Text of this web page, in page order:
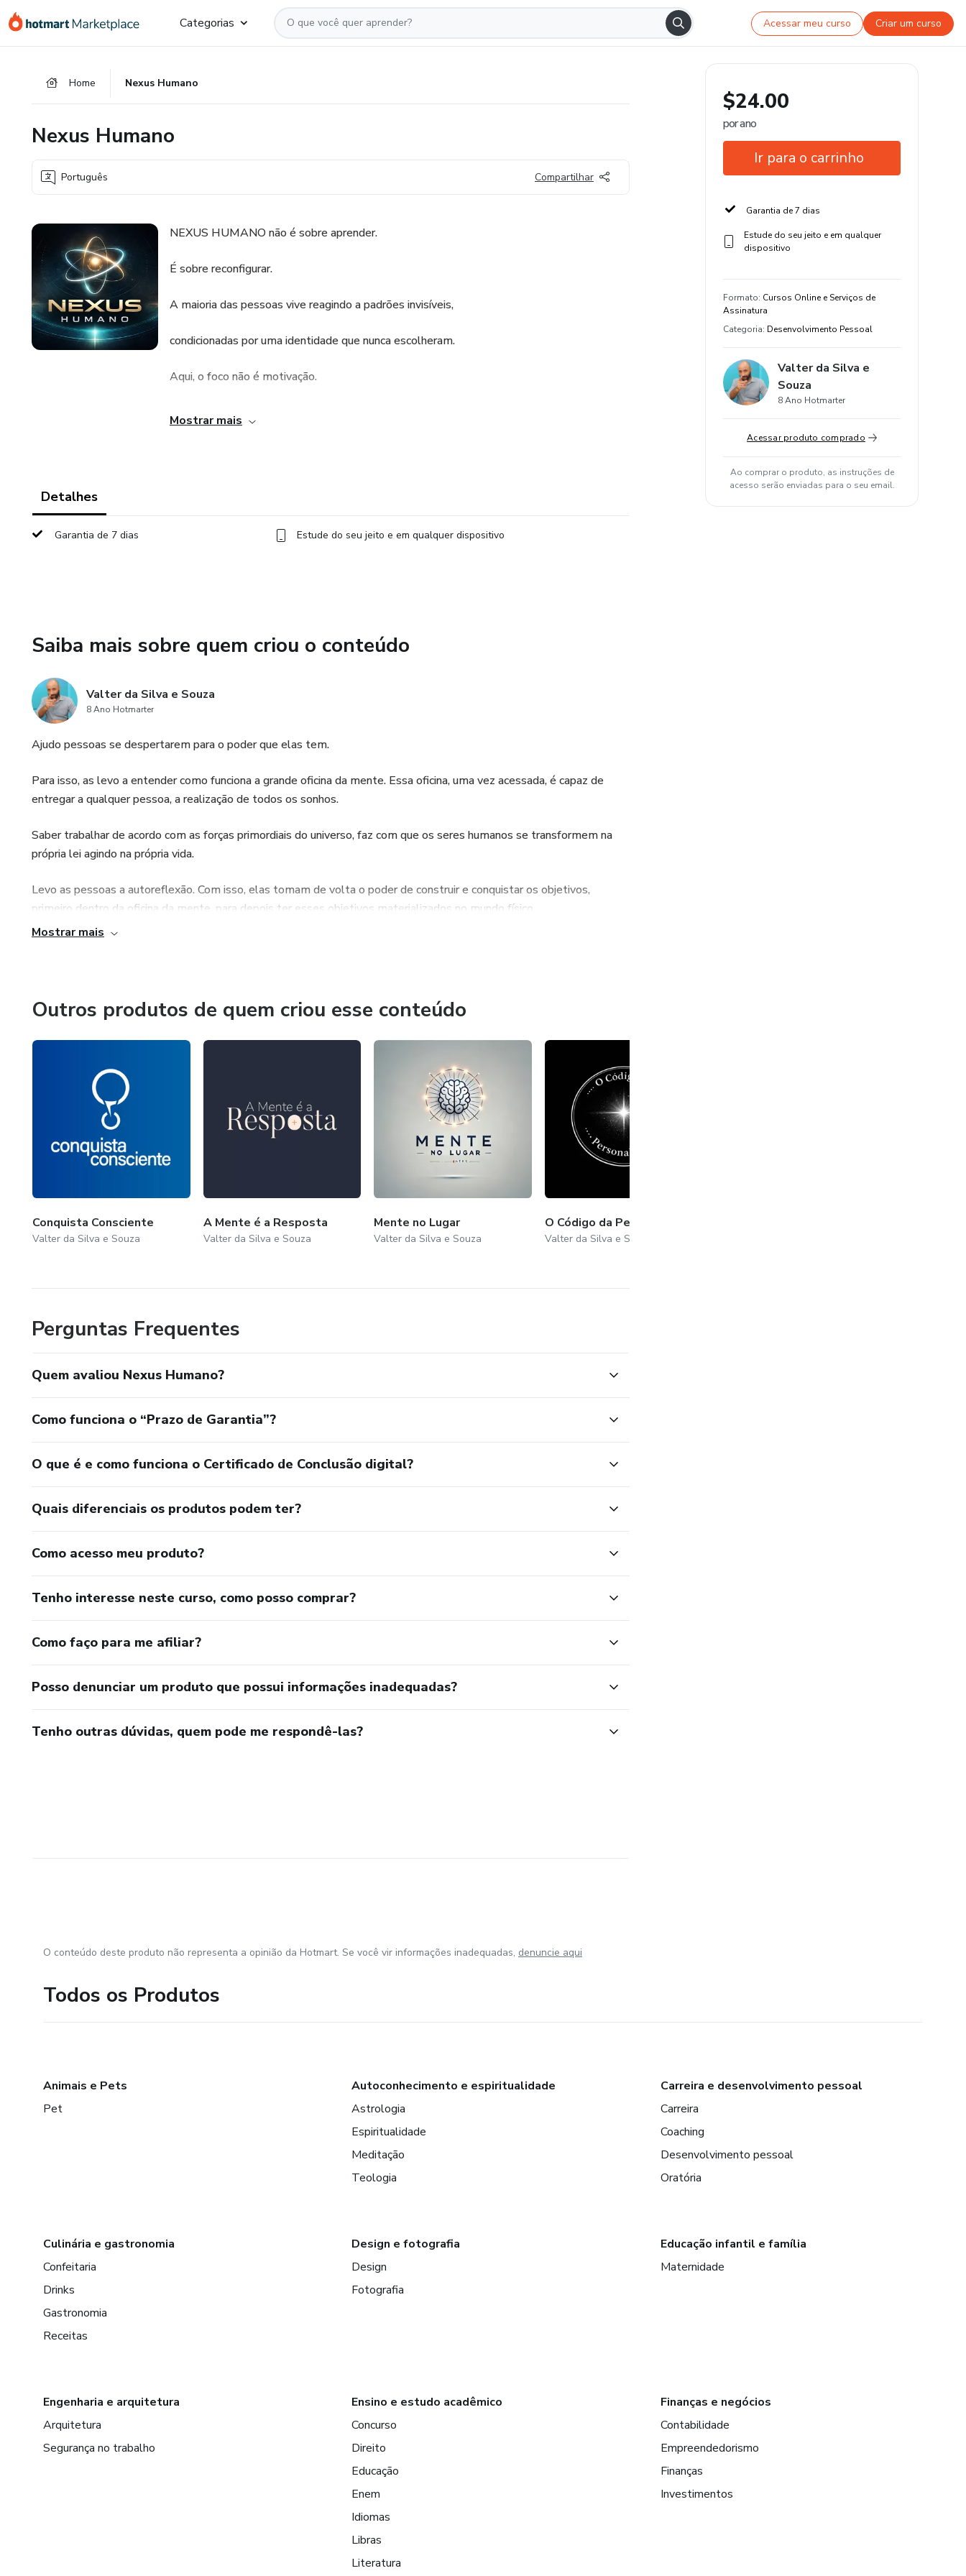
para
para
para
Categorias Acessar meu curso Criar um curso
Home Nexus Humano
Nexus Humano
Português Compartilhar
NEXUS HUMANO não é sobre aprender.
É sobre reconfigurar.
A maioria das pessoas vive reagindo a padrões invisíveis,
condicionadas por uma identidade que nunca escolheram.
Aqui, o foco não é motivação.
É interrupção do automático.
NEXUS HUMANO é o ponto onde:
Para quem é:
esforço não resolve padrão interno
conhecimento não muda comportamento sozinho
repetição da vida não é coincidência
“Você não vai se tornar melhor.
Mostrar mais
Detalhes
Garantia de 7 dias Estude do seu jeito e em qualquer dispositivo
Saiba mais sobre quem criou o conteúdo
Valter da Silva e Souza
8 Ano Hotmarter
Ajudo pessoas se despertarem para o poder que elas tem.
Para isso, as levo a entender como funciona a grande oficina da mente. Essa oficina, uma vez acessada, é capaz de
entregar a qualquer pessoa, a realização de todos os sonhos.
Saber trabalhar de acordo com as forças primordiais do universo, faz com que os seres humanos se transformem na
própria lei agindo na própria vida.
Levo as pessoas a autoreflexão. Com isso, elas tomam de volta o poder de construir e conquistar os objetivos,
primeiro dentro da oficina da mente, para depois ter esses objetivos materializados no mundo físico.
Mostrar mais
Outros produtos de quem criou esse conteúdo
Conquista Consciente
Valter da Silva e Souza
A Mente é a Resposta
Valter da Silva e Souza
Mente no Lugar
Valter da Silva e Souza
O Código da Personalidade
Valter da Silva e Souza
Perguntas Frequentes
Quem avaliou Nexus Humano?
Como funciona o “Prazo de Garantia”?
O que é e como funciona o Certificado de Conclusão digital?
Quais diferenciais os produtos podem ter?
Como acesso meu produto?
Tenho interesse neste curso, como posso comprar?
Como faço para me afiliar?
Posso denunciar um produto que possui informações inadequadas?
Tenho outras dúvidas, quem pode me respondê-las?
$24.00
por ano
Ir para o carrinho
Garantia de 7 dias
Estude do seu jeito e em qualquer
dispositivo
Formato: Cursos Online e Serviços de
Assinatura
Categoria: Desenvolvimento Pessoal
Valter da Silva e
Souza
8 Ano Hotmarter
Acessar produto comprado
Ao comprar o produto, as instruções de
acesso serão enviadas para o seu email.
O conteúdo deste produto não representa a opinião da Hotmart. Se você vir informações inadequadas, denuncie aqui
Todos os Produtos
Animais e Pets
Pet
Autoconhecimento e espiritualidade
Astrologia
Espiritualidade
Meditação
Teologia
Carreira e desenvolvimento pessoal
Carreira
Coaching
Desenvolvimento pessoal
Oratória
Culinária e gastronomia
Confeitaria
Drinks
Gastronomia
Receitas
Design e fotografia
Design
Fotografia
Educação infantil e família
Maternidade
Engenharia e arquitetura
Arquitetura
Segurança no trabalho
Ensino e estudo acadêmico
Concurso
Direito
Educação
Enem
Idiomas
Libras
Literatura
Finanças e negócios
Contabilidade
Empreendedorismo
Finanças
Investimentos